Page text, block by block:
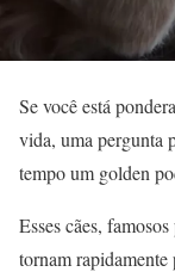
Se você está
vida, uma pergunta
tempo um golden
Esses cães,
tornam